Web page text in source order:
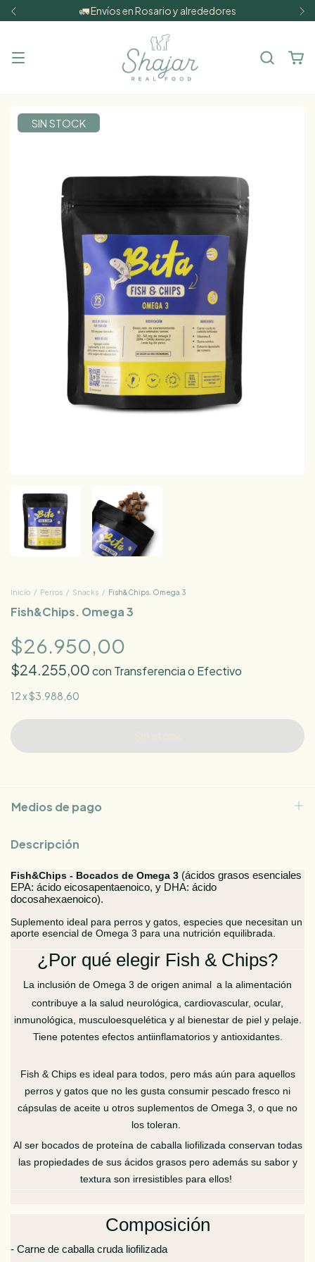
🚛 Envíos en Rosario y alrededores
SIN STOCK
Inicio / Perros / Snacks / Fish&Chips. Omega 3
Fish&Chips. Omega 3
$26.950,00
$24.255,00con Transferencia o Efectivo
12x$3.988,60
Medios de pago
Descripción
Fish&Chips - Bocados de Omega 3 (ácidos grasos esenciales
EPA: ácido eicosapentaenoico, y DHA: ácido
docosahexaenoico).
Suplemento ideal para perros y gatos, especies que necesitan un
aporte esencial de Omega 3 para una nutrición equilibrada.
¿Por qué elegir Fish & Chips?
La inclusión de Omega 3 de origen animal a la alimentación
contribuye a la salud neurológica, cardiovascular, ocular,
inmunológica, musculoesquelética y al bienestar de piel y pelaje.
Tiene potentes efectos antiinflamatorios y antioxidantes.
Fish & Chips es ideal para todos, pero más aún para aquellos
perros y gatos que no les gusta consumir pescado fresco ni
cápsulas de aceite u otros suplementos de Omega 3, o que no
los toleran.
Al ser bocados de proteína de caballa liofilizada conservan todas
las propiedades de sus ácidos grasos pero además su sabor y
textura son irresistibles para ellos!
Composición
- Carne de caballa cruda liofilizada